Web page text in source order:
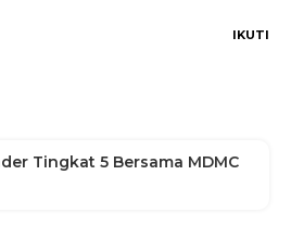
IKUTI
Tingkat 5 Bersama MDMC